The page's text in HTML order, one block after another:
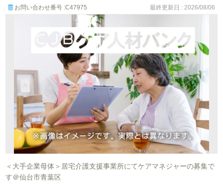
お問い合わせ番号 :C47975 最終更新日 : 2026/08/06
＜大手企業母体＞居宅介護支援事業所にてケアマネジャーの募集で
す＠仙台市青葉区